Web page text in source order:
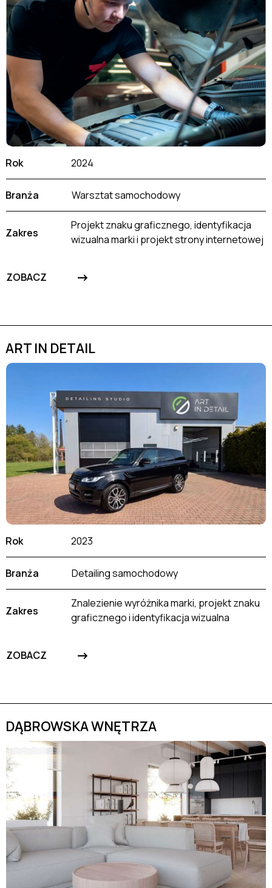
Rok 2024
Branża Warsztat samochodowy
Zakres
Projekt znaku graficznego, identyfikacja
wizualna marki i projekt strony internetowej
ZOBACZ ->
ART IN DETAIL
Rok 2023
Branża Detailing samochodowy
Zakres
Znalezienie wyróżnika marki, projekt znaku
graficznego i identyfikacja wizualna
ZOBACZ ->
DĄBROWSKA WNĘTRZA